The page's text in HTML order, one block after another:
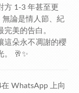
方 1-3 年甚至更
論是情人節、紀
美的告白。
這朵永不凋謝的櫻
。 🥂✨
WhatsApp 上向